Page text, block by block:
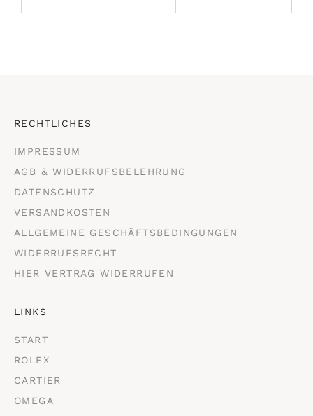
RECHTLICHES
IMPRESSUM
AGB & WIDERRUFSBELEHRUNG
DATENSCHUTZ
VERSANDKOSTEN
ALLGEMEINE GESCHÄFTSBEDINGUNGEN
WIDERRUFSRECHT
HIER VERTRAG WIDERRUFEN
LINKS
START
ROLEX
CARTIER
OMEGA